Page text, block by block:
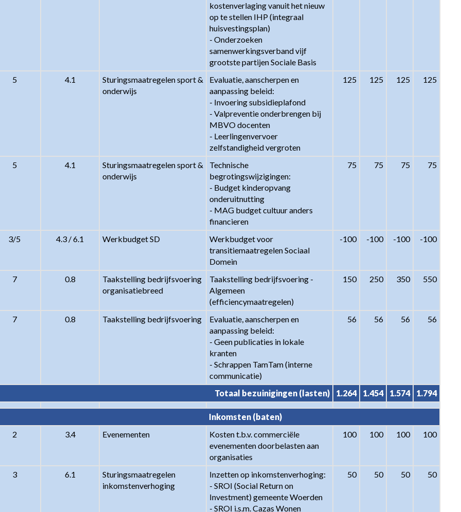
kostenverlaging vanuit het nieuw
op te stellen IHP (integraal
huisvestingsplan)
- Onderzoeken
samenwerkingsverband vijf
grootste partijen Sociale Basis
5 4.1
Sturingsmaatregelen sport &
onderwijs
Evaluatie, aanscherpen en
aanpassing beleid:
- Invoering subsidieplafond
- Valpreventie onderbrengen bij
MBVO docenten
- Leerlingenvervoer
zelfstandigheid vergroten
125 125 125 125
5 4.1
Sturingsmaatregelen sport &
onderwijs
Technische
begrotingswijzigingen:
- Budget kinderopvang
onderuitnutting
- MAG budget cultuur anders
financieren
75 75 75 75
3/5 4.3 / 6.1 Werkbudget SD
Werkbudget voor
transitiemaatregelen Sociaal
Domein
-100 -100 -100 -100
7 0.8
Taakstelling bedrijfsvoering
organisatiebreed
Taakstelling bedrijfsvoering -
Algemeen
(efficiencymaatregelen)
150 250 350 550
7 0.8 Taakstelling bedrijfsvoering
Evaluatie, aanscherpen en
aanpassing beleid:
- Geen publicaties in lokale
kranten
- Schrappen TamTam (interne
communicatie)
56 56 56 56
Totaal bezuinigingen (lasten) 1.264 1.454 1.574 1.794
Inkomsten (baten)
2
3.4 Evenementen
Kosten t.b.v. commerciële
evenementen doorbelasten aan
organisaties
100 100 100 100
3 6.1
Sturingsmaatregelen
inkomstenverhoging
Inzetten op inkomstenverhoging:
- SROI (Social Return on
Investment) gemeente Woerden
- SROI i.s.m. Cazas Wonen
50 50 50 50